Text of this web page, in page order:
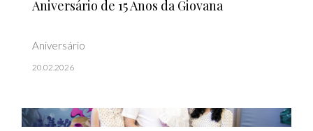
Aniversário de 15 Anos da Giovana
Aniversário
20.02.2026